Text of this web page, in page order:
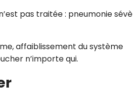
pas traitée : pneumonie
affaiblissement du système
n’importe qui.